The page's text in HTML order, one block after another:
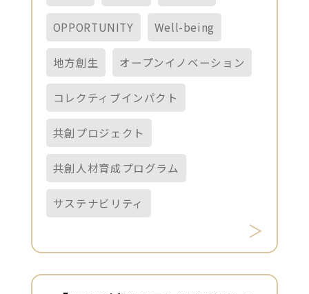
OPPORTUNITY Well-being
地方創生 オープンイノベーション
コレクティブインパクト
共創プロジェクト
共創人材育成プログラム
サステナビリティ